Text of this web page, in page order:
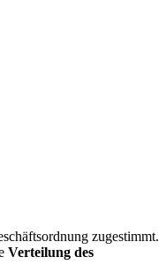
zugestimmt.
Verteilung des